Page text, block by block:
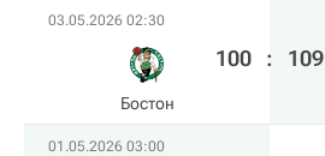
03.05.2026 02:30
Бостон
100 : 109
01.05.2026 03:00